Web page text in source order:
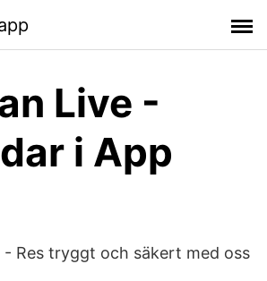
Live -
i App
- Res tryggt och säkert med oss